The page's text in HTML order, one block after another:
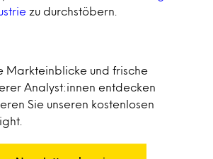
zu durchstöbern.
Markteinblicke und frische
Analyst:innen entdecken
Sie unseren kostenlosen